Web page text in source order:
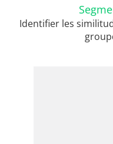
Identifier les